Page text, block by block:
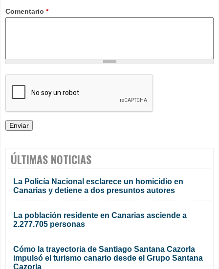
Comentario *
ÚLTIMAS NOTICIAS
La Policía Nacional esclarece un homicidio en
Canarias y detiene a dos presuntos autores
La población residente en Canarias asciende a
2.277.705 personas
Cómo la trayectoria de Santiago Santana Cazorla
impulsó el turismo canario desde el Grupo Santana
Cazorla